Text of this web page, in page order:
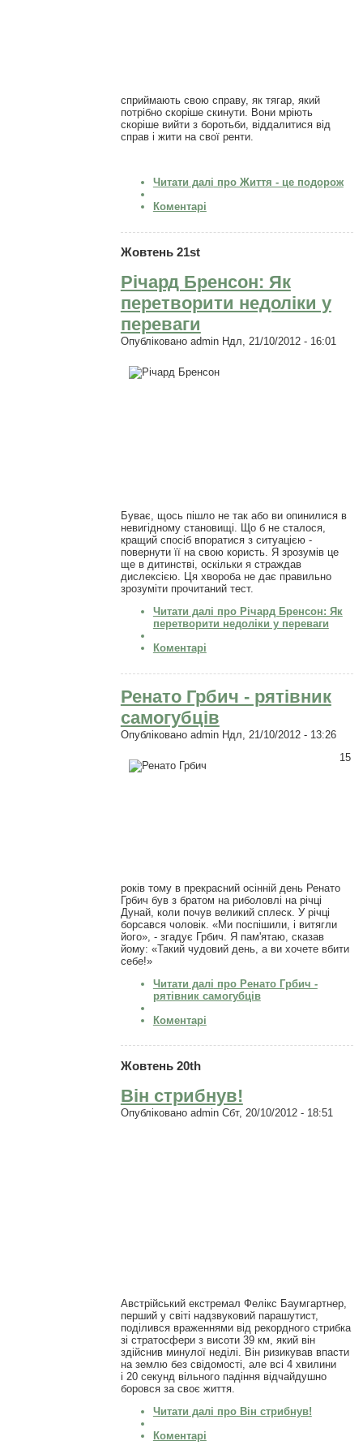
сприймають свою справу, як тягар, який
потрібно скоріше скинути. Вони мріють
скоріше вийти з боротьби, віддалитися від
справ і жити на свої ренти.
Читати далі про Життя - це подорож
Коментарі
Жовтень 21st
Річард Бренсон: Як
перетворити недоліки у
переваги
Опубліковано adminНдл, 21/10/2012 - 16:01
Буває, щось пішло не так або ви опинилися в
невигідному становищі. Що б не сталося,
кращий спосіб впоратися з ситуацією -
повернути її на свою користь. Я зрозумів це
ще в дитинстві, оскільки я страждав
дислексією. Ця хвороба не дає правильно
зрозуміти прочитаний тест.
Читати далі про Річард Бренсон: Як
перетворити недоліки у переваги
Коментарі
Ренато Грбич - рятівник
самогубців
Опубліковано adminНдл, 21/10/2012 - 13:26
15
років тому в прекрасний осінній день Ренато
Грбич був з братом на риболовлі на річці
Дунай, коли почув великий сплеск. У річці
борсався чоловік. «Ми поспішили, і витягли
його», - згадує Грбич. Я пам'ятаю, сказав
йому: «Такий чудовий день, а ви хочете вбити
себе!»
Читати далі про Ренато Грбич -
рятівник самогубців
Коментарі
Жовтень 20th
Він стрибнув!
Опубліковано adminСбт, 20/10/2012 - 18:51
Австрійський екстремал Фелікс Баумгартнер,
перший у світі надзвуковий парашутист,
поділився враженнями від рекордного стрибка
зі стратосфери з висоти 39 км, який він
здійснив минулої неділі. Він ризикував впасти
на землю без свідомості, але всі 4 хвилини
і 20 секунд вільного падіння відчайдушно
боровся за своє життя.
Читати далі про Він стрибнув!
Коментарі